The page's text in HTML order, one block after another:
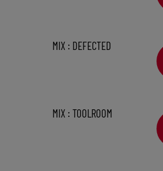
MIX : DEFECTED
MIX : TOOLROOM